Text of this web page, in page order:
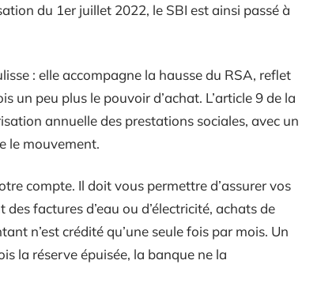
du 1er juillet 2022, le SBI est ainsi passé à
: elle accompagne la hausse du RSA, reflet
un peu plus le pouvoir d’achat. L’article 9 de la
annuelle des prestations sociales, avec un
le mouvement.
compte. Il doit vous permettre d’assurer vos
factures d’eau ou d’électricité, achats de
n’est crédité qu’une seule fois par mois. Un
la réserve épuisée, la banque ne la